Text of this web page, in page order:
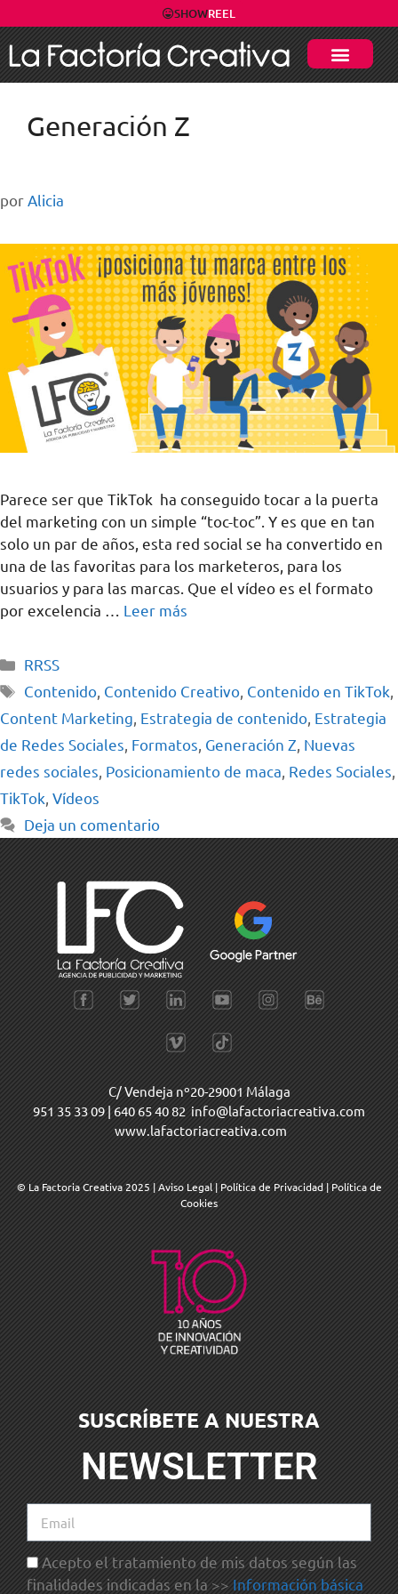
SHOWREEL
Generación Z
por Alicia
Parece ser que TikTok ha conseguido tocar a la puerta
del marketing con un simple “toc-toc”. Y es que en tan
solo un par de años, esta red social se ha convertido en
una de las favoritas para los marketeros, para los
usuarios y para las marcas. Que el vídeo es el formato
por excelencia … Leer más
RRSS
Contenido Contenido Creativo Contenido en TikTok
Content Marketing Estrategia de contenido Estrategia
de Redes Sociales Formatos Generación Z Nuevas
redes sociales Posicionamiento de maca Redes Sociales
TikTok Vídeos
Deja un comentario
C/ Vendeja nº20-29001 Málaga
951 35 33 09 | 640 65 40 82 info@lafactoriacreativa.com
www.lafactoriacreativa.com
© La Factoria Creativa 2025 |Aviso Legal | Política de Privacidad | Política de
Cookies
SUSCRÍBETE A NUESTRA
NEWSLETTER
Acepto el tratamiento de mis datos según las
finalidades indicadas en la >> Información básica